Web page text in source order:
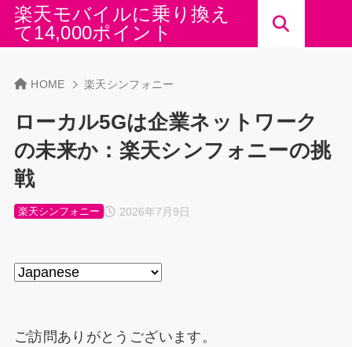
楽天モバイルに乗り換え
て14,000ポイント
HOME 楽天シンフォニー
ローカル5Gは企業ネットワーク
の未来か：楽天シンフォニーの挑
戦
2026年7月9日
楽天シンフォニー
ご訪問ありがとうございます。